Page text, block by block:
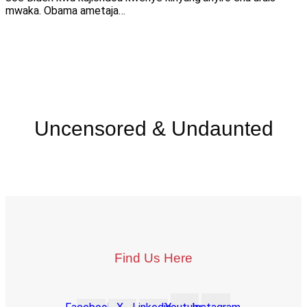
mwaka. Obama ametaja…
Uncensored & Undaunted
Find Us Here